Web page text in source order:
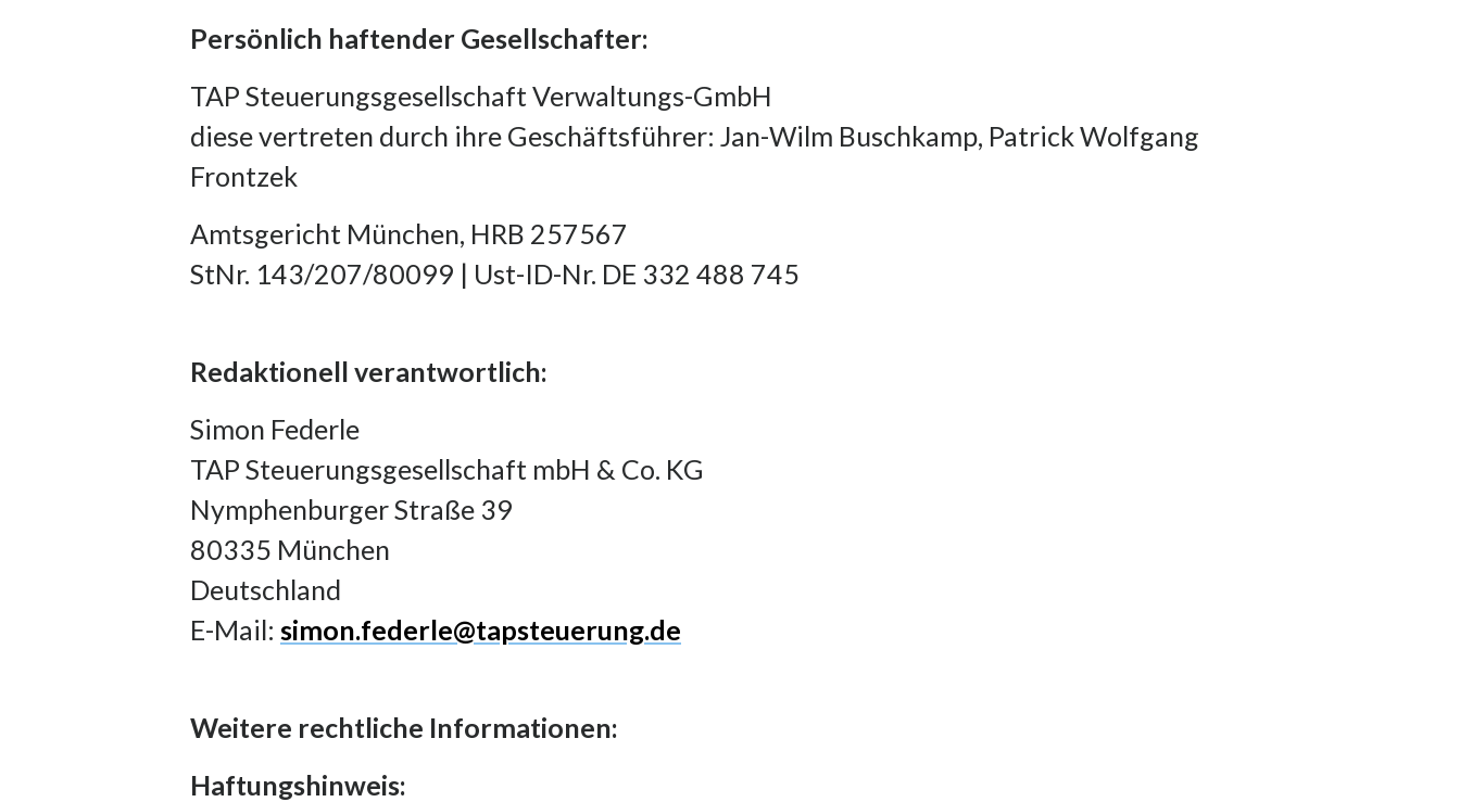
Persönlich haftender Gesellschafter:
TAP Steuerungsgesellschaft Verwaltungs-GmbH
diese vertreten durch ihre Geschäftsführer: Jan-Wilm Buschkamp, Patrick Wolfgang
Frontzek
Amtsgericht München, HRB 257567
StNr. 143/207/80099 | Ust-ID-Nr. DE 332 488 745
Redaktionell verantwortlich:
Simon Federle
TAP Steuerungsgesellschaft mbH & Co. KG
Nymphenburger Straße 39
80335 München
Deutschland
E-Mail: simon.federle@tapsteuerung.de
Weitere rechtliche Informationen:
Haftungshinweis: